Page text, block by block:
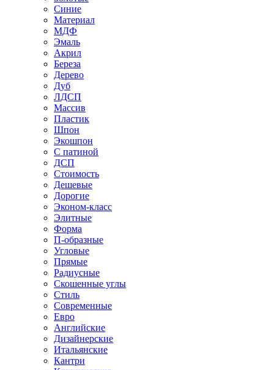
Синие
Материал
МДФ
Эмаль
Акрил
Береза
Дерево
Дуб
ЛДСП
Массив
Пластик
Шпон
Экошпон
С патиной
ДСП
Стоимость
Дешевые
Дорогие
Эконом-класс
Элитные
Форма
П-образные
Угловые
Прямые
Радиусные
Скошенные углы
Стиль
Современные
Евро
Английские
Дизайнерские
Итальянские
Кантри